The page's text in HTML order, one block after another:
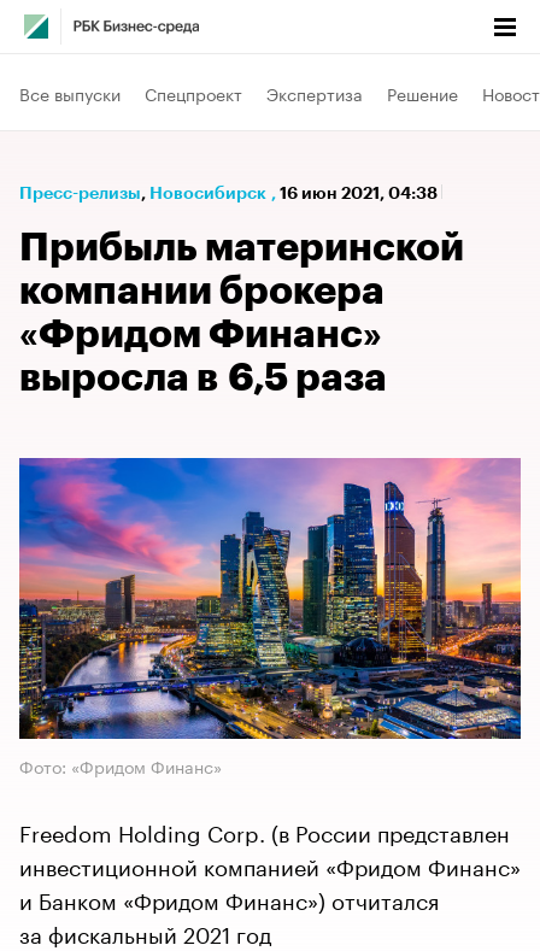
Все выпуски Спецпроект Экспертиза Решение
Пресс-релизы⁠, Новосибирск , 16 июн 2021, 04:38
Прибыль материнской
компании брокера
«Фридом Финанс»
выросла в 6,5 раза
Фото: «Фридом Финанс»
Freedom Holding Corp. (в России представлен
инвестиционной компанией «Фридом Финанс»
и Банком «Фридом Финанс») отчитался
за фискальный 2021 год